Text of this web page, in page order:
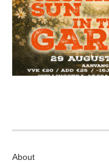
About